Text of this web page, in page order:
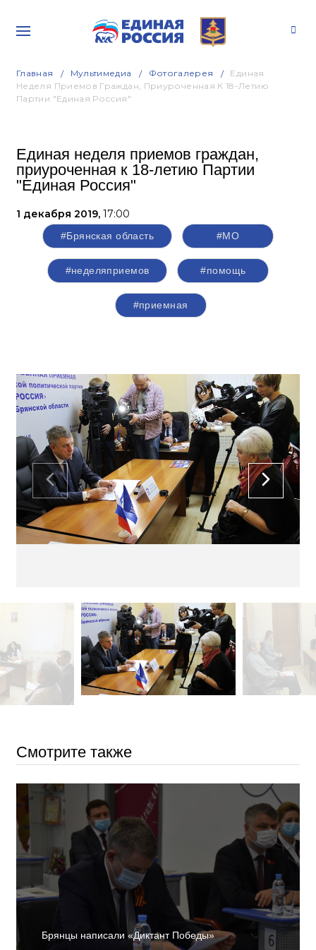
Главная Мультимедиа Фотогалерея
Единая
Неделя Приемов Граждан, Приуроченная К 18-Летию
Партии "Единая Россия"
Единая неделя приемов граждан,
приуроченная к 18-летию Партии
"Единая Россия"
1 декабря 2019, 17:00
#Брянская область #МО
#неделяприемов #помощь
#приемная
Смотрите также
Брянцы написали «Диктант Победы»